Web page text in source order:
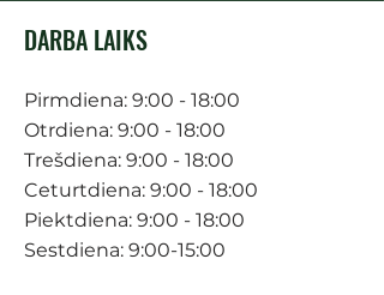
DARBA LAIKS
Pirmdiena: 9:00 - 18:00
Otrdiena: 9:00 - 18:00
Trešdiena: 9:00 - 18:00
Ceturtdiena: 9:00 - 18:00
Piektdiena: 9:00 - 18:00
Sestdiena: 9:00-15:00